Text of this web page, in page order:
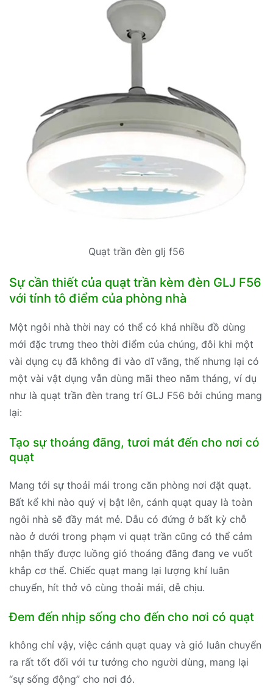
Quạt trần đèn glj f56
Sự cần thiết của quạt trần kèm đèn GLJ F56
với tính tô điểm của phòng nhà
Một ngôi nhà thời nay có thể có khá nhiều đồ dùng
mới đặc trưng theo thời điểm của chúng, đôi khi một
vài dụng cụ đã không đi vào dĩ vãng, thế nhưng lại có
một vài vật dụng vẫn dùng mãi theo năm tháng, ví dụ
như là quạt trần đèn trang trí GLJ F56 bởi chúng mang
lại:
Tạo sự thoáng đãng, tươi mát đến cho nơi có
quạt
Mang tới sự thoải mái trong căn phòng nơi đặt quạt.
Bất kể khi nào quý vị bật lên, cánh quạt quay là toàn
ngôi nhà sẽ đầy mát mẻ. Dẫu có đứng ở bất kỳ chỗ
nào ở dưới trong phạm vi quạt trần cũng có thể cảm
nhận thấy được luồng gió thoáng đãng đang ve vuốt
khắp cơ thể. Chiếc quạt mang lại lượng khí luân
chuyển, hít thở vô cùng thoải mái, dễ chịu.
Đem đến nhịp sống cho đến cho nơi có quạt
không chỉ vậy, việc cánh quạt quay và gió luân chuyển
ra rất tốt đối với tư tưởng cho người dùng, mang lại
“sự sống động” cho nơi đó.